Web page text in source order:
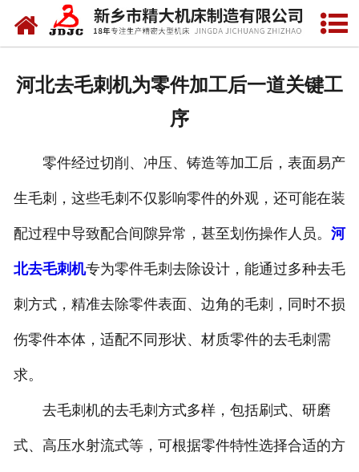
网站首页
视频中心
联系我们
河北去毛刺机为零件加工后一道关键工
序
零件经过切削、冲压、铸造等加工后，表面易产
生毛刺，这些毛刺不仅影响零件的外观，还可能在装
配过程中导致配合间隙异常，甚至划伤操作人员。 河
北去毛刺机专为零件毛刺去除设计，能通过多种去毛
刺方式，精准去除零件表面、边角的毛刺，同时不损
伤零件本体，适配不同形状、材质零件的去毛刺需
求。
去毛刺机的去毛刺方式多样，包括刷式、研磨
式、高压水射流式等，可根据零件特性选择合适的方